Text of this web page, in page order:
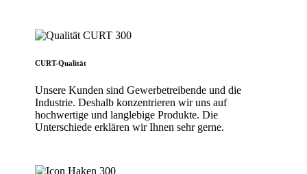
CURT-Qualität
Unsere Kunden sind Gewerbetreibende und die
Industrie. Deshalb konzentrieren wir uns auf
hochwertige und langlebige Produkte. Die
Unterschiede erklären wir Ihnen sehr gerne.